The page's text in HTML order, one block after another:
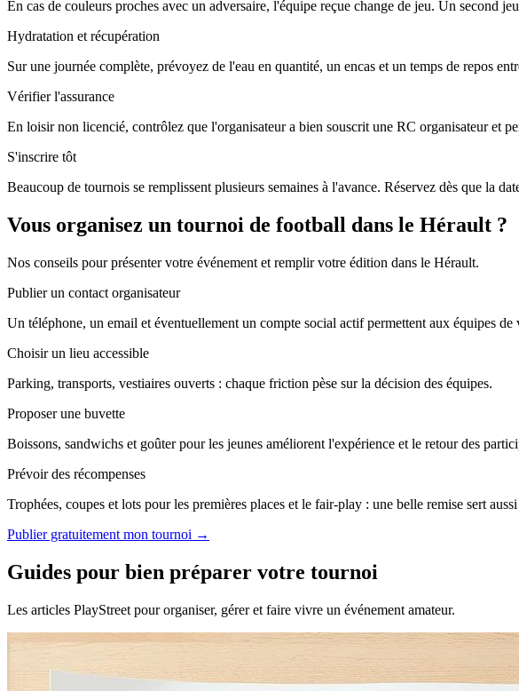
En cas de couleurs proches avec un adversaire, l'équipe reçue change de jeu. Un second
Hydratation et récupération
Sur une journée complète, prévoyez de l'eau en quantité, un encas et un temps de repos
Vérifier l'assurance
En loisir non licencié, contrôlez que l'organisateur a bien souscrit une RC organisateur et
S'inscrire tôt
Beaucoup de tournois se remplissent plusieurs semaines à l'avance. Réservez dès que la
Vous organisez un tournoi de football dans le Hérault ?
Nos conseils pour présenter votre événement et remplir votre édition dans le Hérault.
Publier un contact organisateur
Un téléphone, un email et éventuellement un compte social actif permettent aux équipes de
Choisir un lieu accessible
Parking, transports, vestiaires ouverts : chaque friction pèse sur la décision des équipes.
Proposer une buvette
Boissons, sandwichs et goûter pour les jeunes améliorent l'expérience et le retour des
Prévoir des récompenses
Trophées, coupes et lots pour les premières places et le fair-play : une belle remise sert
Publier gratuitement mon tournoi →
Guides pour bien préparer votre tournoi
Les articles PlayStreet pour organiser, gérer et faire vivre un événement amateur.